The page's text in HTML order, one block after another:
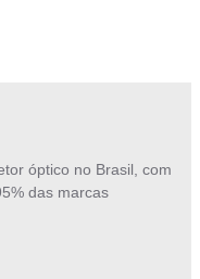
óptico no Brasil, com
das marcas